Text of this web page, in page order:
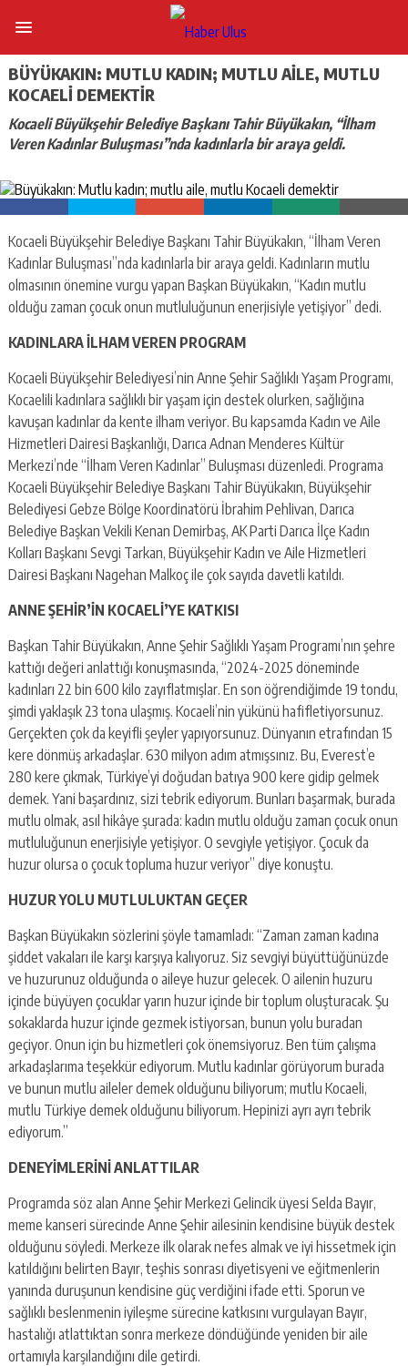
BÜYÜKAKIN: MUTLU KADIN; MUTLU AILE, MUTLU
KOCAELI DEMEKTIR
Kocaeli Büyükşehir Belediye Başkanı Tahir Büyükakın, “İlham
Veren Kadınlar Buluşması”nda kadınlarla bir araya geldi.
Kocaeli Büyükşehir Belediye Başkanı Tahir Büyükakın, “İlham Veren
Kadınlar Buluşması”nda kadınlarla bir araya geldi. Kadınların mutlu
olmasının önemine vurgu yapan Başkan Büyükakın, “Kadın mutlu
olduğu zaman çocuk onun mutluluğunun enerjisiyle yetişiyor” dedi.
KADINLARA İLHAM VEREN PROGRAM
Kocaeli Büyükşehir Belediyesi’nin Anne Şehir Sağlıklı Yaşam Programı,
Kocaelili kadınlara sağlıklı bir yaşam için destek olurken, sağlığına
kavuşan kadınlar da kente ilham veriyor. Bu kapsamda Kadın ve Aile
Hizmetleri Dairesi Başkanlığı, Darıca Adnan Menderes Kültür
Merkezi’nde “İlham Veren Kadınlar” Buluşması düzenledi. Programa
Kocaeli Büyükşehir Belediye Başkanı Tahir Büyükakın, Büyükşehir
Belediyesi Gebze Bölge Koordinatörü İbrahim Pehlivan, Darıca
Belediye Başkan Vekili Kenan Demirbaş, AK Parti Darıca İlçe Kadın
Kolları Başkanı Sevgi Tarkan, Büyükşehir Kadın ve Aile Hizmetleri
Dairesi Başkanı Nagehan Malkoç ile çok sayıda davetli katıldı.
ANNE ŞEHİR’İN KOCAELİ’YE KATKISI
Başkan Tahir Büyükakın, Anne Şehir Sağlıklı Yaşam Programı’nın şehre
kattığı değeri anlattığı konuşmasında, “2024-2025 döneminde
kadınları 22 bin 600 kilo zayıflatmışlar. En son öğrendiğimde 19 tondu,
şimdi yaklaşık 23 tona ulaşmış. Kocaeli’nin yükünü hafifletiyorsunuz.
Gerçekten çok da keyifli şeyler yapıyorsunuz. Dünyanın etrafından 15
kere dönmüş arkadaşlar. 630 milyon adım atmışsınız. Bu, Everest’e
280 kere çıkmak, Türkiye’yi doğudan batıya 900 kere gidip gelmek
demek. Yani başardınız, sizi tebrik ediyorum. Bunları başarmak, burada
mutlu olmak, asıl hikâye şurada: kadın mutlu olduğu zaman çocuk onun
mutluluğunun enerjisiyle yetişiyor. O sevgiyle yetişiyor. Çocuk da
huzur olursa o çocuk topluma huzur veriyor” diye konuştu.
HUZUR YOLU MUTLULUKTAN GEÇER
Başkan Büyükakın sözlerini şöyle tamamladı: “Zaman zaman kadına
şiddet vakaları ile karşı karşıya kalıyoruz. Siz sevgiyi büyüttüğünüzde
ve huzurunuz olduğunda o aileye huzur gelecek. O ailenin huzuru
içinde büyüyen çocuklar yarın huzur içinde bir toplum oluşturacak. Şu
sokaklarda huzur içinde gezmek istiyorsan, bunun yolu buradan
geçiyor. Onun için bu hizmetleri çok önemsiyoruz. Ben tüm çalışma
arkadaşlarıma teşekkür ediyorum. Mutlu kadınlar görüyorum burada
ve bunun mutlu aileler demek olduğunu biliyorum; mutlu Kocaeli,
mutlu Türkiye demek olduğunu biliyorum. Hepinizi ayrı ayrı tebrik
ediyorum.”
DENEYİMLERİNİ ANLATTILAR
Programda söz alan Anne Şehir Merkezi Gelincik üyesi Selda Bayır,
meme kanseri sürecinde Anne Şehir ailesinin kendisine büyük destek
olduğunu söyledi. Merkeze ilk olarak nefes almak ve iyi hissetmek için
katıldığını belirten Bayır, teşhis sonrası diyetisyeni ve eğitmenlerin
yanında duruşunun kendisine güç verdiğini ifade etti. Sporun ve
sağlıklı beslenmenin iyileşme sürecine katkısını vurgulayan Bayır,
hastalığı atlattıktan sonra merkeze döndüğünde yeniden bir aile
ortamıyla karşılandığını dile getirdi.